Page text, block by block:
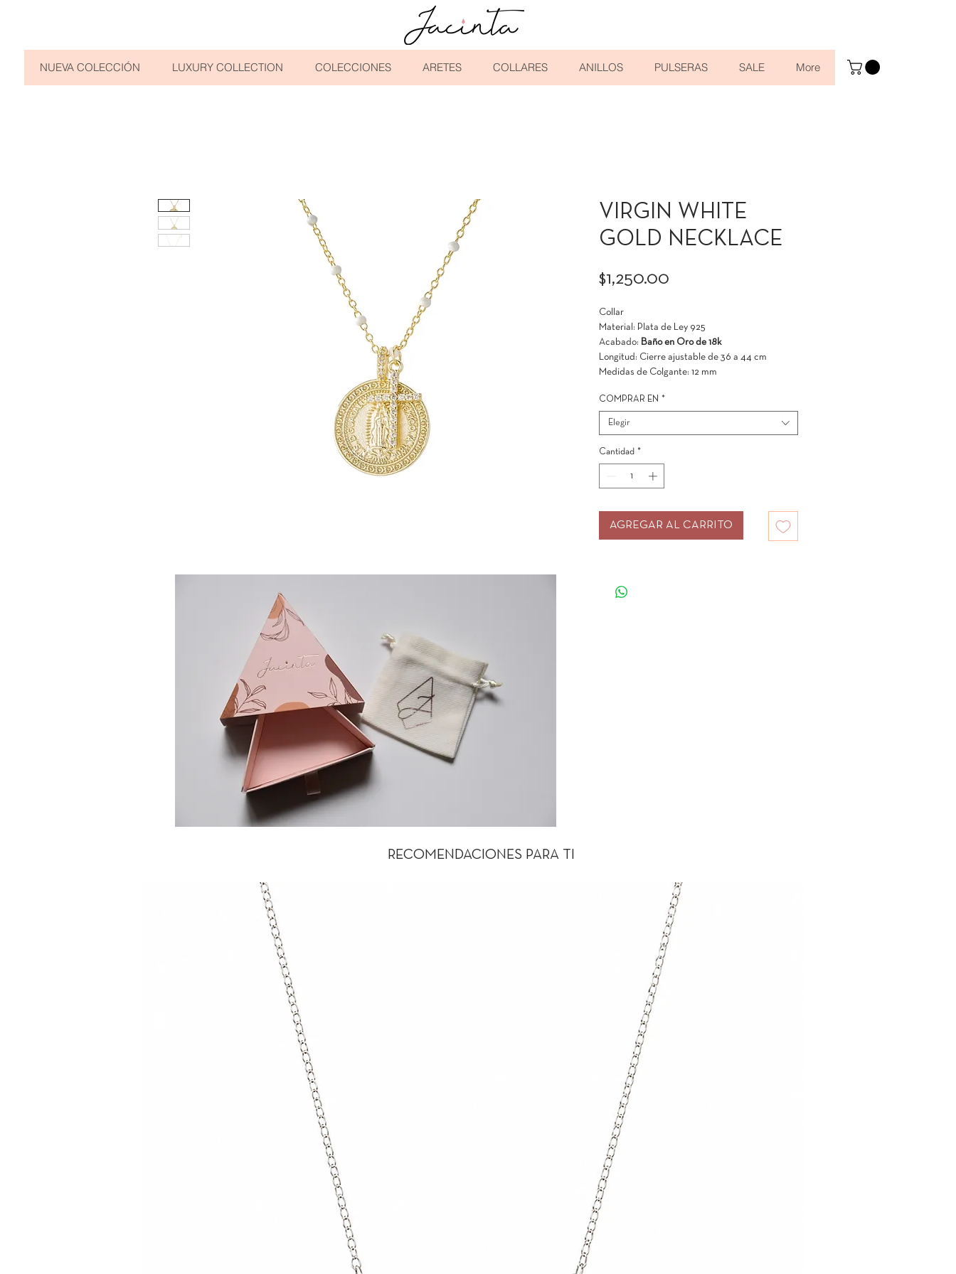
NUEVA COLECCIÓN LUXURY COLLECTION COLECCIONES ARETES COLLARES ANILLOS PULSERAS SALE More
VIRGIN WHITE
GOLD NECKLACE
$1,250.00
Collar
Material: Plata de Ley 925
Acabado: Baño en Oro de 18k
Longitud: Cierre ajustable de 36 a 44 cm
Medidas de Colgante: 12 mm
COMPRAR EN *
Elegir
Cantidad *
AGREGAR AL CARRITO
RECOMENDACIONES PARA TI